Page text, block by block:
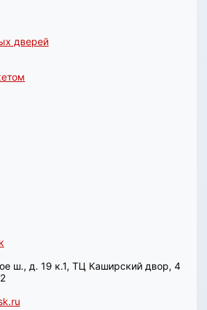
дверей
ш., д. 19 к.1, ТЦ Каширский двор, 4